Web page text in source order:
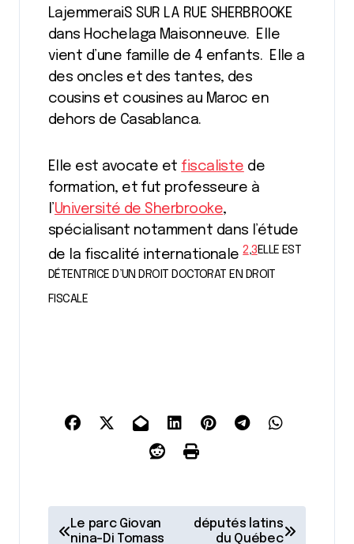
LajemmeraiS SUR LA RUE SHERBROOKE
dans Hochelaga Maisonneuve. Elle
vient d’une famille de 4 enfants. Elle a
des oncles et des tantes, des
cousins et cousines au Maroc en
dehors de Casablanca.
Elle est avocate et fiscaliste de
formation, et fut professeure à
l’Université de Sherbrooke,
spécialisant notamment dans l’étude
de la fiscalité internationale2,3ELLE EST
DÉTENTRICE D’UN DROIT DOCTORAT EN DROIT
FISCALE
Le parc Giovan
nina-Di Tomass
députés latins
du Québec